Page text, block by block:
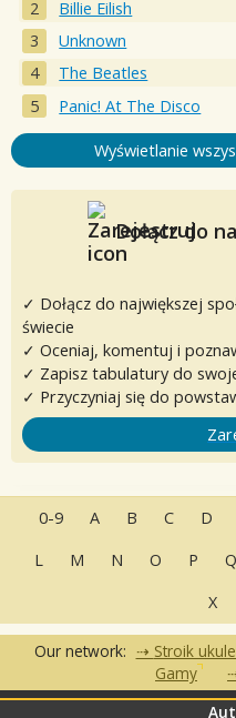
Billie Eilish
Unknown
The Beatles
Panic! At The Disco
Wyświetlanie
Dołącz do
✓ Dołącz do największej
świecie
✓ Oceniaj, komentuj i
✓ Zapisz tabulatury do
✓ Przyczyniaj się do
0-9 A B C D
L
M N O P Q
X
Our network: Stroik
Gamy
Często zadawane